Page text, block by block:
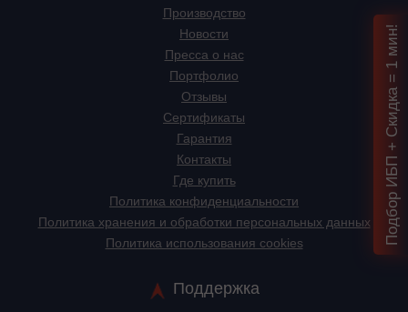
Производство
Новости
Пресса о нас
Портфолио
Отзывы
Сертификаты
Гарантия
Контакты
Где купить
Политика конфиденциальности
Политика хранения и обработки персональных данных
Политика использования cookies
Поддержка
Подбор ИБП + Скидка = 1 мин!